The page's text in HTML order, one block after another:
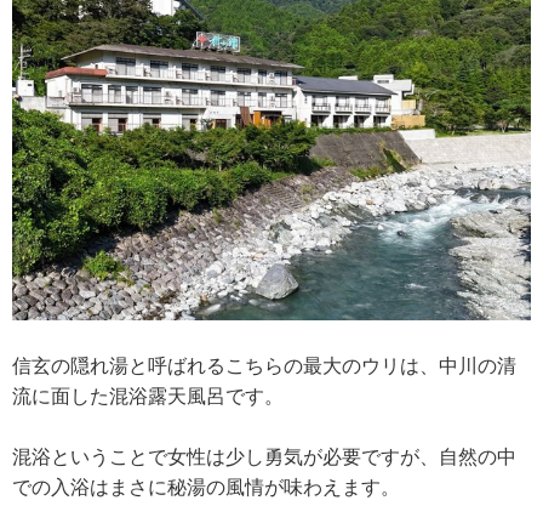
信玄の隠れ湯と呼ばれるこちらの最大のウリは、中川の清
流に面した混浴露天風呂です。
混浴ということで女性は少し勇気が必要ですが、自然の中
での入浴はまさに秘湯の風情が味わえます。